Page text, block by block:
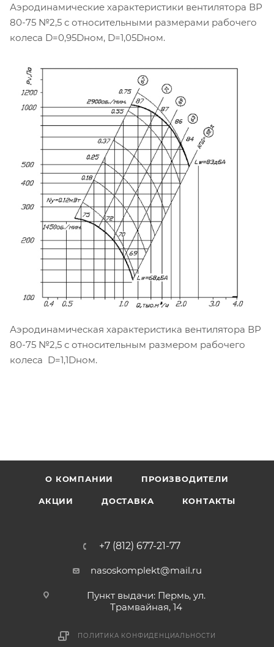
Аэродинамические характеристики вентилятора ВР
80-75 №2,5 с относительными размерами рабочего
колеса D=0,95Dном, D=1,05Dном.
Аэродинамическая характеристика вентилятора ВР
80-75 №2,5 с относительным размером рабочего
колеса D=1,1Dном.
О КОМПАНИИ ПРОИЗВОДИТЕЛИ
АКЦИИ ДОСТАВКА КОНТАКТЫ
+7 (812) 677-21-77
nasoskomplekt@mail.ru
Пункт выдачи: Пермь, ул.
Трамвайная, 14
ПОЛИТИКА КОНФИДЕНЦИАЛЬНОСТИ